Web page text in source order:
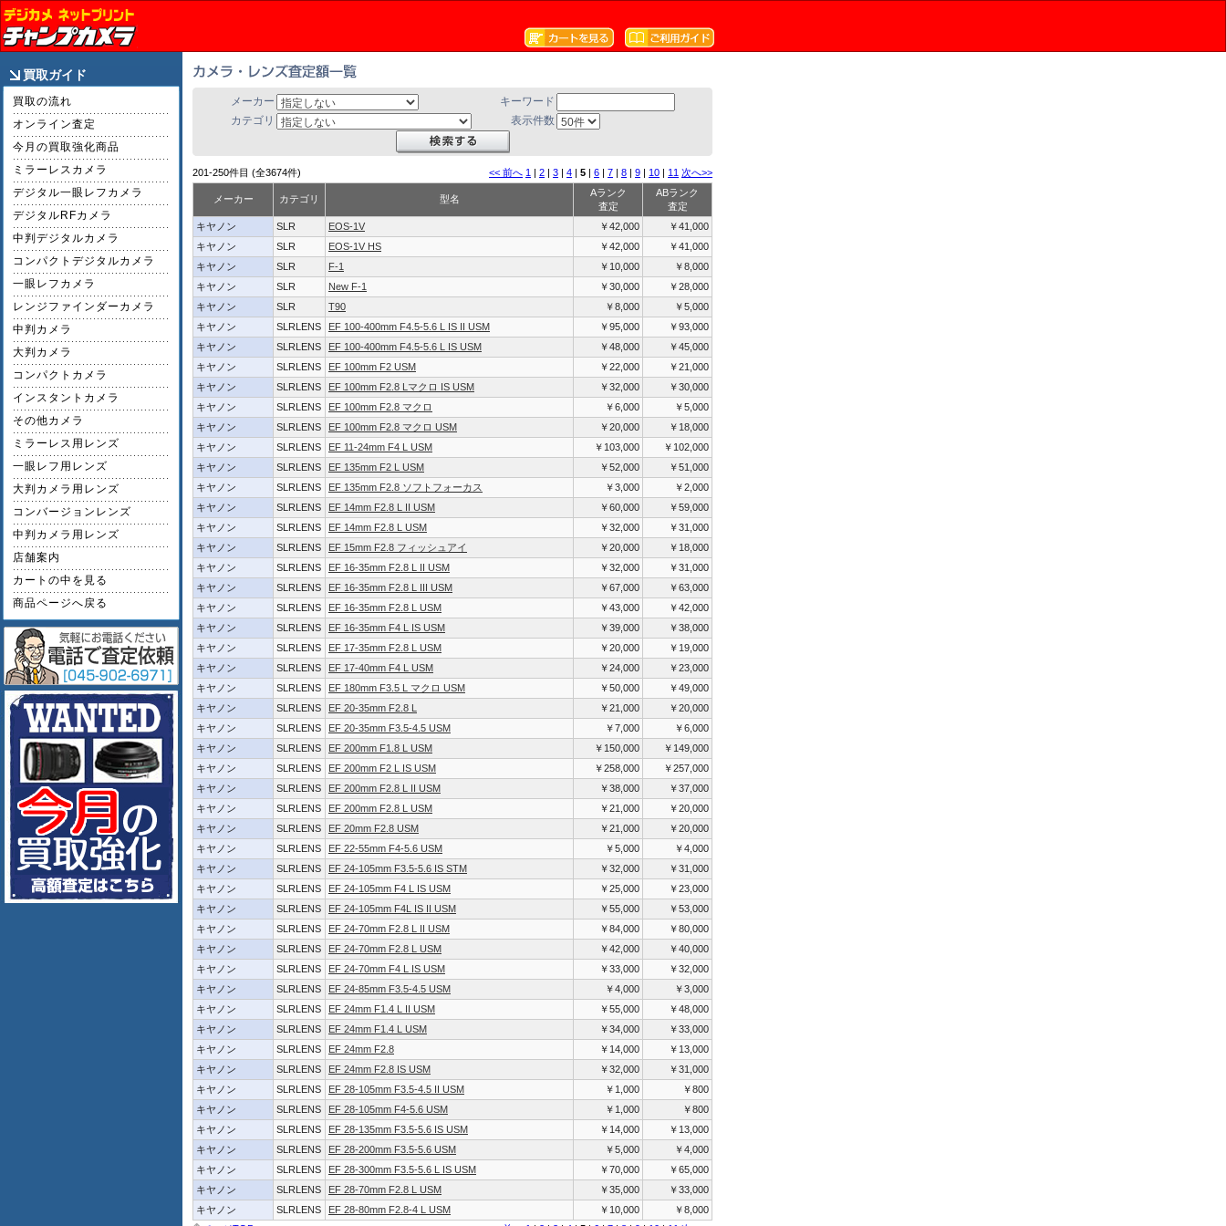
買取ガイド
買取の流れ
オンライン査定
今月の買取強化商品
ミラーレスカメラ
デジタル一眼レフカメラ
デジタルRFカメラ
中判デジタルカメラ
コンパクトデジタルカメラ
一眼レフカメラ
レンジファインダーカメラ
中判カメラ
大判カメラ
コンパクトカメラ
インスタントカメラ
その他カメラ
ミラーレス用レンズ
一眼レフ用レンズ
大判カメラ用レンズ
コンバージョンレンズ
中判カメラ用レンズ
店舗案内
カートの中を見る
商品ページへ戻る
メーカー
キーワード
カテゴリ
表示件数
201-250件目 (全3674件) << 前へ 1 | 2 | 3 | 4 | 5 | 6 | 7 | 8 | 9 | 10 | 11 次へ>>
メーカー カテゴリ 型名
Aランク
査定
ABランク
査定
キヤノン
SLR EOS-1V ￥42,000
￥41,000
キヤノン
SLR EOS-1V HS ￥42,000
￥41,000
キヤノン
SLR F-1 ￥10,000
￥8,000
キヤノン
SLR New F-1 ￥30,000
￥28,000
キヤノン
SLR T90 ￥8,000
￥5,000
キヤノン
SLRLENS EF 100-400mm F4.5-5.6 L IS II USM ￥95,000
￥93,000
キヤノン
SLRLENS EF 100-400mm F4.5-5.6 L IS USM ￥48,000
￥45,000
キヤノン
SLRLENS EF 100mm F2 USM ￥22,000
￥21,000
キヤノン
SLRLENS EF 100mm F2.8 Lマクロ IS USM ￥32,000
￥30,000
キヤノン
SLRLENS EF 100mm F2.8 マクロ ￥6,000
￥5,000
キヤノン
SLRLENS EF 100mm F2.8 マクロ USM ￥20,000
￥18,000
キヤノン
SLRLENS EF 11-24mm F4 L USM ￥103,000
￥102,000
キヤノン
SLRLENS EF 135mm F2 L USM ￥52,000
￥51,000
キヤノン
SLRLENS EF 135mm F2.8 ソフトフォーカス ￥3,000
￥2,000
キヤノン
SLRLENS EF 14mm F2.8 L II USM ￥60,000
￥59,000
キヤノン
SLRLENS EF 14mm F2.8 L USM ￥32,000
￥31,000
キヤノン
SLRLENS EF 15mm F2.8 フィッシュアイ ￥20,000
￥18,000
キヤノン
SLRLENS EF 16-35mm F2.8 L II USM ￥32,000
￥31,000
キヤノン
SLRLENS EF 16-35mm F2.8 L III USM ￥67,000
￥63,000
キヤノン
SLRLENS EF 16-35mm F2.8 L USM ￥43,000
￥42,000
キヤノン
SLRLENS EF 16-35mm F4 L IS USM ￥39,000
￥38,000
キヤノン
SLRLENS EF 17-35mm F2.8 L USM ￥20,000
￥19,000
キヤノン
SLRLENS EF 17-40mm F4 L USM ￥24,000
￥23,000
キヤノン
SLRLENS EF 180mm F3.5 L マクロ USM ￥50,000
￥49,000
キヤノン
SLRLENS EF 20-35mm F2.8 L ￥21,000
￥20,000
キヤノン
SLRLENS EF 20-35mm F3.5-4.5 USM ￥7,000
￥6,000
キヤノン
SLRLENS EF 200mm F1.8 L USM ￥150,000
￥149,000
キヤノン
SLRLENS EF 200mm F2 L IS USM ￥258,000
￥257,000
キヤノン
SLRLENS EF 200mm F2.8 L II USM ￥38,000
￥37,000
キヤノン
SLRLENS EF 200mm F2.8 L USM ￥21,000
￥20,000
キヤノン
SLRLENS EF 20mm F2.8 USM ￥21,000
￥20,000
キヤノン
SLRLENS EF 22-55mm F4-5.6 USM ￥5,000
￥4,000
キヤノン
SLRLENS EF 24-105mm F3.5-5.6 IS STM ￥32,000
￥31,000
キヤノン
SLRLENS EF 24-105mm F4 L IS USM ￥25,000
￥23,000
キヤノン
SLRLENS EF 24-105mm F4L IS II USM ￥55,000
￥53,000
キヤノン
SLRLENS EF 24-70mm F2.8 L II USM ￥84,000
￥80,000
キヤノン
SLRLENS EF 24-70mm F2.8 L USM ￥42,000
￥40,000
キヤノン
SLRLENS EF 24-70mm F4 L IS USM ￥33,000
￥32,000
キヤノン
SLRLENS EF 24-85mm F3.5-4.5 USM ￥4,000
￥3,000
キヤノン
SLRLENS EF 24mm F1.4 L II USM ￥55,000
￥48,000
キヤノン
SLRLENS EF 24mm F1.4 L USM ￥34,000
￥33,000
キヤノン
SLRLENS EF 24mm F2.8 ￥14,000
￥13,000
キヤノン
SLRLENS EF 24mm F2.8 IS USM ￥32,000
￥31,000
キヤノン
SLRLENS EF 28-105mm F3.5-4.5 II USM ￥1,000
￥800
キヤノン
SLRLENS EF 28-105mm F4-5.6 USM ￥1,000
￥800
キヤノン
SLRLENS EF 28-135mm F3.5-5.6 IS USM ￥14,000
￥13,000
キヤノン
SLRLENS EF 28-200mm F3.5-5.6 USM ￥5,000
￥4,000
キヤノン
SLRLENS EF 28-300mm F3.5-5.6 L IS USM ￥70,000
￥65,000
キヤノン
SLRLENS EF 28-70mm F2.8 L USM ￥35,000
￥33,000
キヤノン
SLRLENS EF 28-80mm F2.8-4 L USM ￥10,000
￥8,000